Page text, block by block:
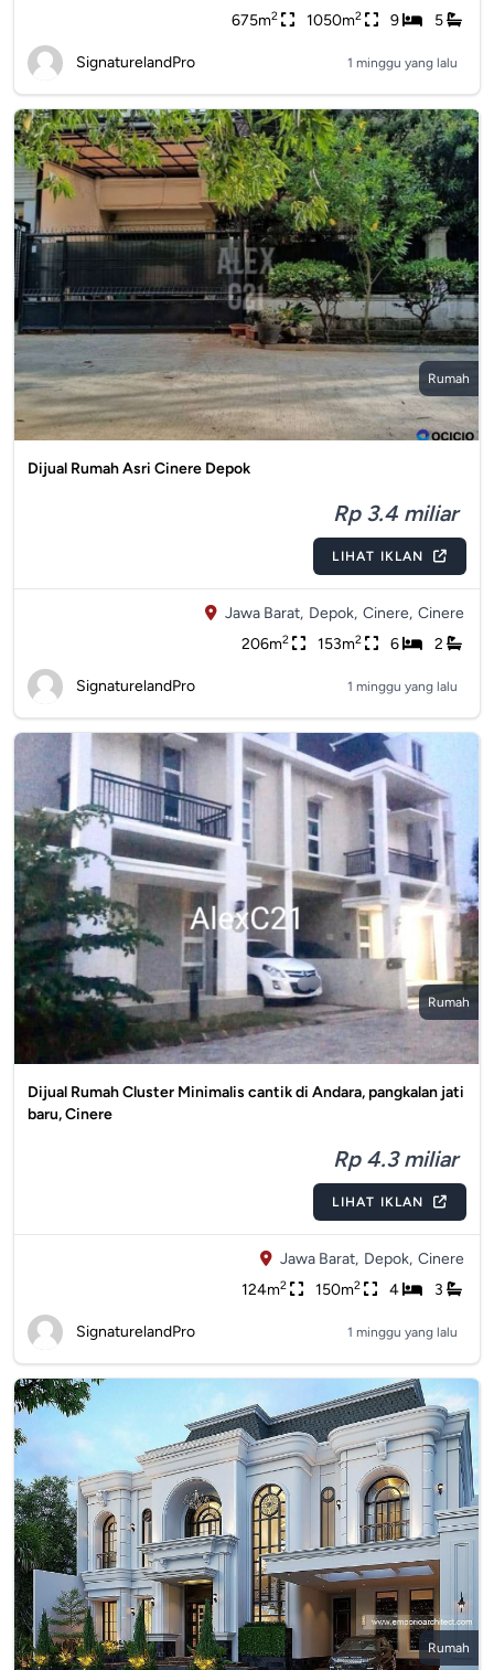
675m2 1050m2 9 5
SignaturelandPro 1 minggu yang lalu
Rumah
Dijual Rumah Asri Cinere Depok
Rp 3.4 miliar
LIHAT IKLAN
Jawa Barat, Depok, Cinere, Cinere
206m2 153m2 6 2
SignaturelandPro 1 minggu yang lalu
Rumah
Dijual Rumah Cluster Minimalis cantik di Andara, pangkalan jati
baru, Cinere
Rp 4.3 miliar
LIHAT IKLAN
Jawa Barat, Depok, Cinere
124m2 150m2 4 3
SignaturelandPro 1 minggu yang lalu
Rumah